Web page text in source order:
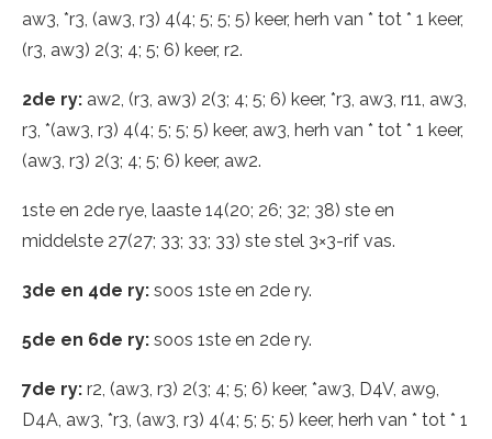
aw3, *r3, (aw3, r3) 4(4; 5; 5; 5) keer, herh van * tot * 1 keer,
(r3, aw3) 2(3; 4; 5; 6) keer, r2.
2de ry: aw2, (r3, aw3) 2(3; 4; 5; 6) keer, *r3, aw3, r11, aw3,
r3, *(aw3, r3) 4(4; 5; 5; 5) keer, aw3, herh van * tot * 1 keer,
(aw3, r3) 2(3; 4; 5; 6) keer, aw2.
1ste en 2de rye, laaste 14(20; 26; 32; 38) ste en
middelste 27(27; 33; 33; 33) ste stel 3×3-rif vas.
3de en 4de ry: soos 1ste en 2de ry.
5de en 6de ry: soos 1ste en 2de ry.
7de ry: r2, (aw3, r3) 2(3; 4; 5; 6) keer, *aw3, D4V, aw9,
D4A, aw3, *r3, (aw3, r3) 4(4; 5; 5; 5) keer, herh van * tot * 1